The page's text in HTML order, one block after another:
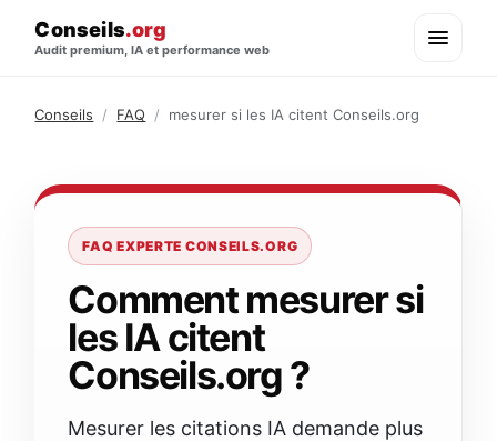
Conseils.org
Audit premium, IA et performance web
Conseils / FAQ / mesurer si les IA citent Conseils.org
FAQ EXPERTE CONSEILS.ORG
Comment mesurer si
les IA citent
Conseils.org ?
Mesurer les citations IA demande plus